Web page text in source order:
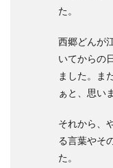
た。
西郷どんが
いてからの
ました。ま
ぁと、思い
それから、
る言葉やそ
た。